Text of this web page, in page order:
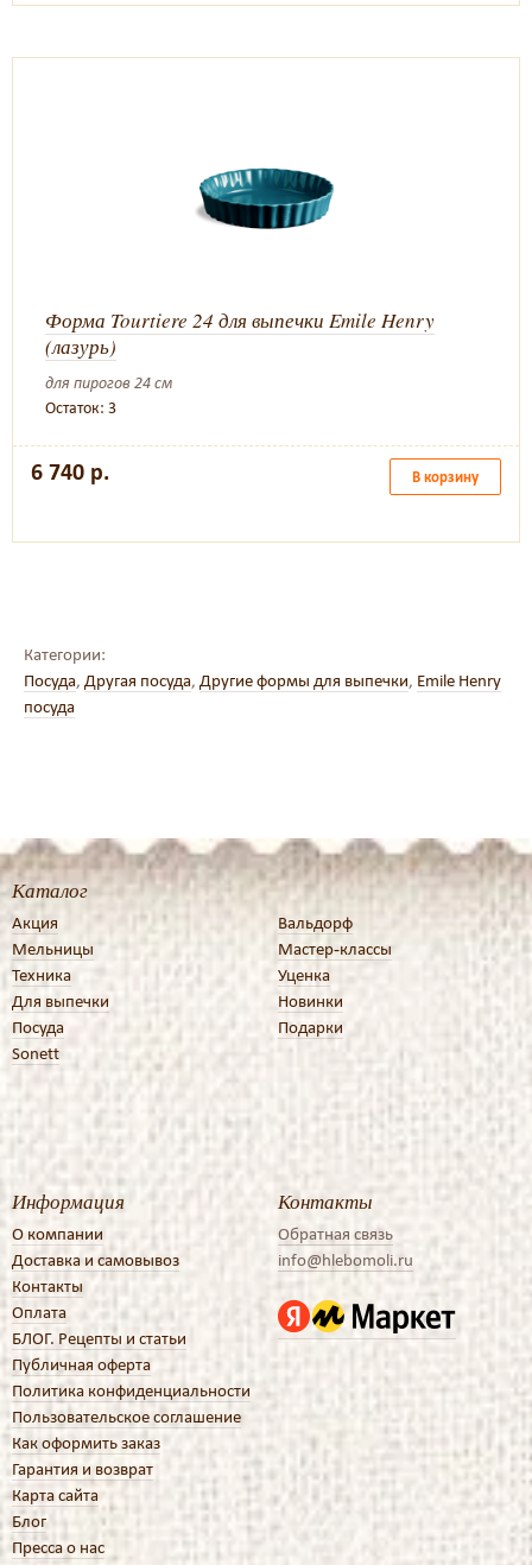
Форма Tourtiere 24 для выпечки Emile Henry
(лазурь)
для пирогов 24 см
Остаток: 3
6 740 р. В корзину
Категории:
Посуда, Другая посуда, Другие формы для выпечки, Emile Henry
посуда
Каталог
Акция
Мельницы
Техника
Для выпечки
Посуда
Sonett
Вальдорф
Мастер-классы
Уценка
Новинки
Подарки
Информация
О компании
Доставка и самовывоз
Контакты
Оплата
БЛОГ. Рецепты и статьи
Публичная оферта
Политика конфиденциальности
Пользовательское соглашение
Как оформить заказ
Гарантия и возврат
Карта сайта
Блог
Пресса о нас
Контакты
Обратная связь
info@hlebomoli.ru